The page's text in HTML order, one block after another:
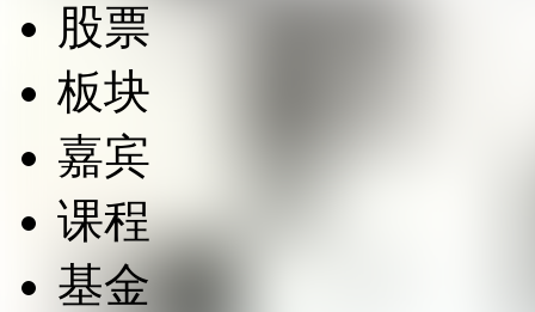
股票
板块
嘉宾
课程
基金